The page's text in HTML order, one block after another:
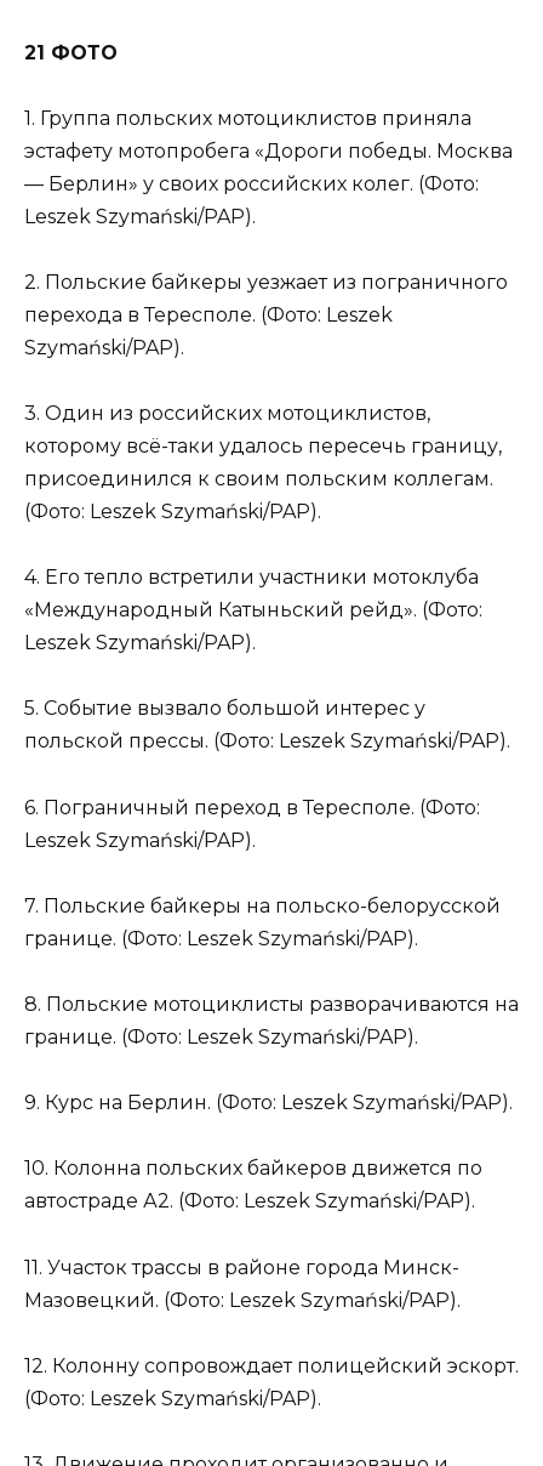
21 ФОТО
1. Группа польских мотоциклистов приняла
эстафету мотопробега «Дороги победы. Москва
— Берлин» у своих российских колег. (Фото:
Leszek Szymański/PAP).
2. Польские байкеры уезжает из пограничного
перехода в Тересполе. (Фото: Leszek
Szymański/PAP).
3. Один из российских мотоциклистов,
которому всё-таки удалось пересечь границу,
присоединился к своим польским коллегам.
(Фото: Leszek Szymański/PAP).
4. Его тепло встретили участники мотоклуба
«Международный Катыньский рейд». (Фото:
Leszek Szymański/PAP).
5. Событие вызвало большой интерес у
польской прессы. (Фото: Leszek Szymański/PAP).
6. Пограничный переход в Тересполе. (Фото:
Leszek Szymański/PAP).
7. Польские байкеры на польско-белорусской
границе. (Фото: Leszek Szymański/PAP).
8. Польские мотоциклисты разворачиваются на
границе. (Фото: Leszek Szymański/PAP).
9. Курс на Берлин. (Фото: Leszek Szymański/PAP).
10. Колонна польских байкеров движется по
автостраде А2. (Фото: Leszek Szymański/PAP).
11. Участок трассы в районе города Минск-
Мазовецкий. (Фото: Leszek Szymański/PAP).
12. Колонну сопровождает полицейский эскорт.
(Фото: Leszek Szymański/PAP).